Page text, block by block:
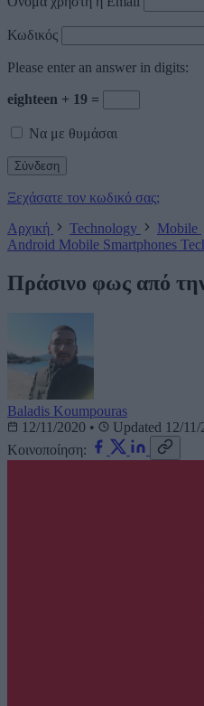
Κωδικός
Please enter an answer in digits:
eighteen + 19 =
Να με θυμάσαι
Ξεχάσατε τον κωδικό σας;
Αρχική
Technology Mobile
Android Mobile Smartphones
Πράσινο φως από
Baladis Koumpouras
12/11/2020 •
Updated 12/11/
Κοινοποίηση: